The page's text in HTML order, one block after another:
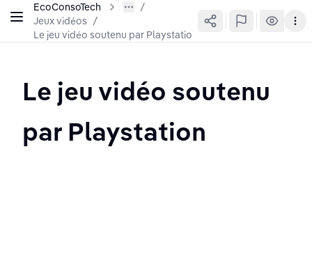
EcoConsoTech
Jeux vidéos /
Le jeu vidéo soutenu par Playstation
Le jeu vidéo soutenu
par Playstation